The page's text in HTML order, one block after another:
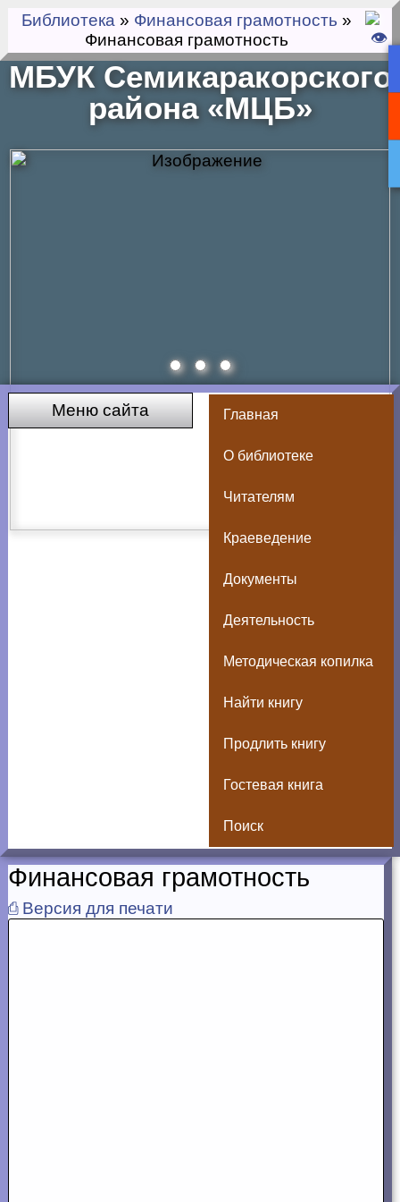
Библиотека » Финансовая грамотность »
Финансовая грамотность
МБУК Семикаракорского
района «МЦБ»
Меню сайта Главная
О библиотеке
Читателям
Краеведение
Документы
Деятельность
Методическая копилка
Найти книгу
Продлить книгу
Гостевая книга
Поиск
Финансовая грамотность
⎙ Версия для печати